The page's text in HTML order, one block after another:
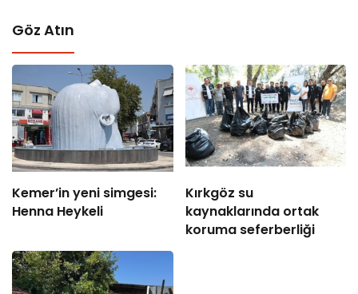
Göz Atın
Kemer’in yeni simgesi:
Henna Heykeli
Kırkgöz su
kaynaklarında ortak
koruma seferberliği